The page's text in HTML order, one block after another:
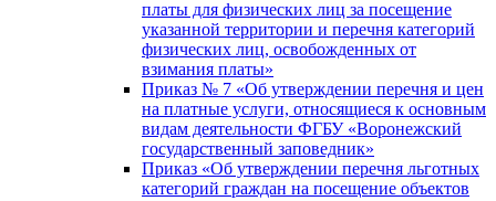
платы для физических лиц за посещение
указанной территории и перечня категорий
физических лиц, освобожденных от
взимания платы»
Приказ № 7 «Об утверждении перечня и цен
на платные услуги, относящиеся к основным
видам деятельности ФГБУ «Воронежский
государственный заповедник»
Приказ «Об утверждении перечня льготных
категорий граждан на посещение объектов